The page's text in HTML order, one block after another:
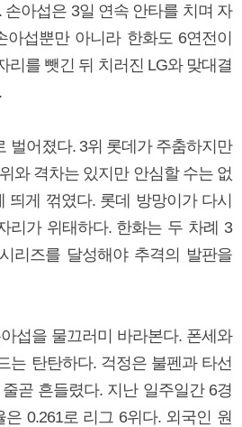
아섭은 3일 연속 안타를 치며 자
아섭뿐만 아니라 한화도 6연전이
리를 뺏긴 뒤 치러진 LG와 맞대결
벌어졌다. 3위 롯데가 주춤하지만
와 격차는 있지만 안심할 수는 없
띄게 꺾였다. 롯데 방망이가 다시
리가 위태하다. 한화는 두 차례 3
리즈를 달성해야 추격의 발판을
섭을 물끄러미 바라본다. 폰세와
는 탄탄하다. 걱정은 불펜과 타선
곧 흔들렸다. 지난 일주일간 6경
0.261로 리그 6위다. 외국인 원